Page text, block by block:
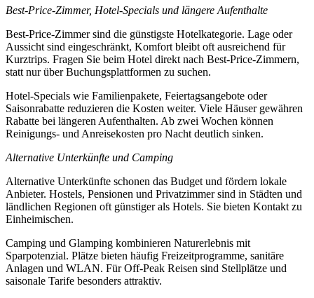
Best-Price-Zimmer, Hotel-Specials und längere Aufenthalte
Best-Price-Zimmer sind die günstigste Hotelkategorie. Lage oder
Aussicht sind eingeschränkt, Komfort bleibt oft ausreichend für
Kurztrips. Fragen Sie beim Hotel direkt nach Best-Price-Zimmern,
statt nur über Buchungsplattformen zu suchen.
Hotel-Specials wie Familienpakete, Feiertagsangebote oder
Saisonrabatte reduzieren die Kosten weiter. Viele Häuser gewähren
Rabatte bei längeren Aufenthalten. Ab zwei Wochen können
Reinigungs- und Anreisekosten pro Nacht deutlich sinken.
Alternative Unterkünfte und Camping
Alternative Unterkünfte schonen das Budget und fördern lokale
Anbieter. Hostels, Pensionen und Privatzimmer sind in Städten und
ländlichen Regionen oft günstiger als Hotels. Sie bieten Kontakt zu
Einheimischen.
Camping und Glamping kombinieren Naturerlebnis mit
Sparpotenzial. Plätze bieten häufig Freizeitprogramme, sanitäre
Anlagen und WLAN. Für Off-Peak Reisen sind Stellplätze und
saisonale Tarife besonders attraktiv.